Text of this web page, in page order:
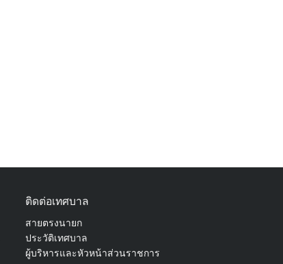
ติดต่อเทศบาล
สายตรงนายก
ประวัติเทศบาล
ผู้บริหารและหัวหน้าส่วนราชการ